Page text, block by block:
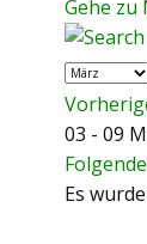
Gehe zu
03 - 09
Es